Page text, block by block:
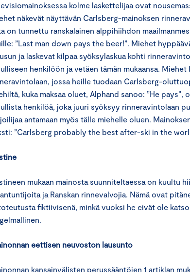
kolme laskettelijaa ovat
näkevät näyttävän Carlsberg-mainoksen
on tunnettu ranskalainen alppihiihdon
”Last man down pays the beer!”. Miehet
ja laskevat kilpaa syöksylaskua kohti
henkilöön ja vetäen tämän mukaansa. Miehet
jossa heille tuodaan Carlsberg-
kuka maksaa oluet, Alphand sanoo: ”He
henkilöä, joka juuri syöksyy rinneravintolaan
antamaan myös tälle miehelle oluen.
”Carlsberg probably the best after-ski in the
mukaan mainosta suunniteltaessa on kuultu
ja Ranskan rinnevalvojia. Nämä ovat
fiktiivisenä, minkä vuoksi he eivät ole
eettisen neuvoston lausunto
kansainvälisten perussääntöjen 1 artiklan